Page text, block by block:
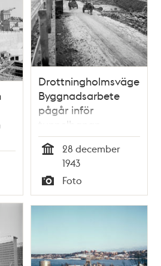
Drottningholmsvägen.
Byggnadsarbete
pågår inför
tunnelbanan.
Hästkärror används
för arbetet med att
forsla bort jord.
28 december
1943
Typ
Foto